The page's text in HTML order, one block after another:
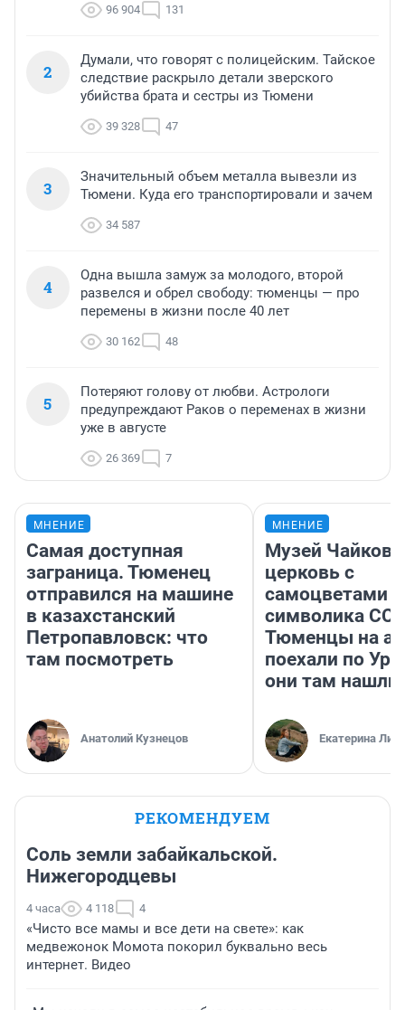
96 904 131
2
Думали, что говорят с полицейским. Тайское
следствие раскрыло детали зверского
убийства брата и сестры из Тюмени
39 328 47
3
Значительный объем металла вывезли из
Тюмени. Куда его транспортировали и зачем
34 587
4
Одна вышла замуж за молодого, второй
развелся и обрел свободу: тюменцы — про
перемены в жизни после 40 лет
30 162 48
5
Потеряют голову от любви. Астрологи
предупреждают Раков о переменах в жизни
уже в августе
26 369 7
МНЕНИЕ
Самая доступная
заграница. Тюменец
отправился на машине
в казахстанский
Петропавловск: что
там посмотреть
Анатолий Кузнецов
МНЕНИЕ
Музей
церковь с
самоцветами
символика
Тюменцы на
поехали по
они там нашли
Екатерина
РЕКОМЕНДУЕМ
Соль земли забайкальской.
Нижегородцевы
4 часа 4 118 4
«Чисто все мамы и все дети на свете»: как
медвежонок Момота покорил буквально весь
интернет. Видео